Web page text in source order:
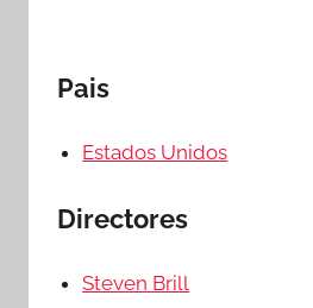
Pais
Estados Unidos
Directores
Steven Brill